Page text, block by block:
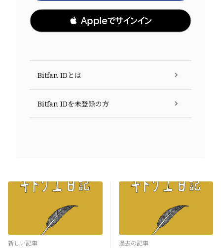
 Appleでサインイン
Bitfan IDとは
Bitfan IDを未登録の方
新しい記事 過去の記事